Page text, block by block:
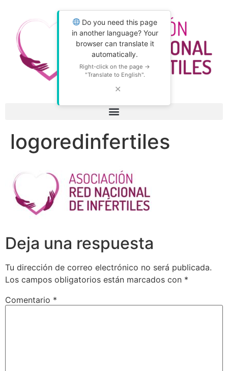
Do you need this page
in another language? Your
browser can translate it
automatically.
Right-click on the page →
"Translate to English".
✕
logoredinfertiles
Deja una respuesta
Tu dirección de correo electrónico no será publicada.
Los campos obligatorios están marcados con *
Comentario *